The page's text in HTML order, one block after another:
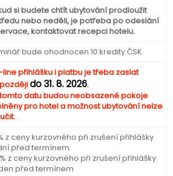
si budete chtít ubytování prodloužit
nebo neděli, je potřeba po odeslání
kontaktovat recepci hotelu.
bude ohodnocen 10 kredity ČSK.
line přihlášku i platbu je třeba zaslat
do 31. 8. 2026.
datu budou neobsazené pokoje
pro hotel a možnost ubytování nelze
z ceny kurzovného při zrušení přihlášky
před termínem
z ceny kurzovného při zrušení přihlášky
před termínem